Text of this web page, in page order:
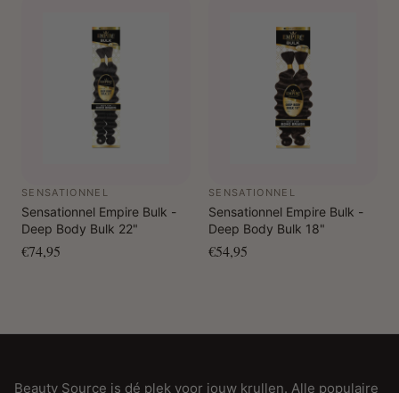
SENSATIONNEL
Sensationnel Empire Bulk -
Deep Body Bulk 22"
€74,95
SENSATIONNEL
Sensationnel Empire Bulk -
Deep Body Bulk 18"
€54,95
Beauty Source is dé plek voor jouw krullen. Alle populaire